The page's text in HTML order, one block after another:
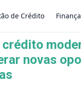
de Crédito
novas